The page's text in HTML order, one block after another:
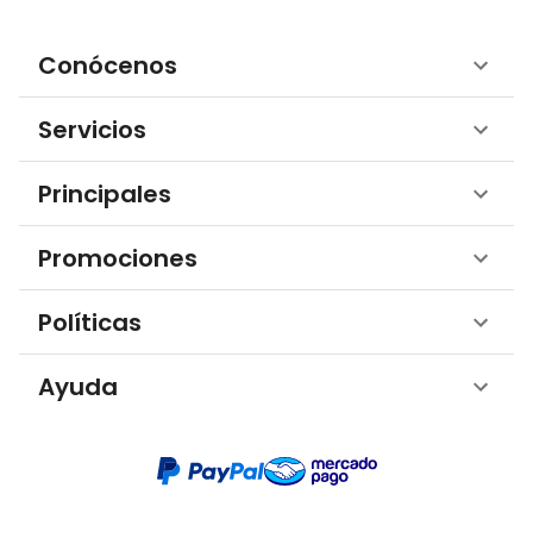
Conócenos
Servicios
Principales
Promociones
Políticas
Ayuda